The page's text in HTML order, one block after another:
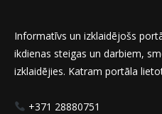
Informatīvs un izklaidējošs
ikdienas steigas un darbiem,
izklaidējies. Katram portāla
+371 28880751